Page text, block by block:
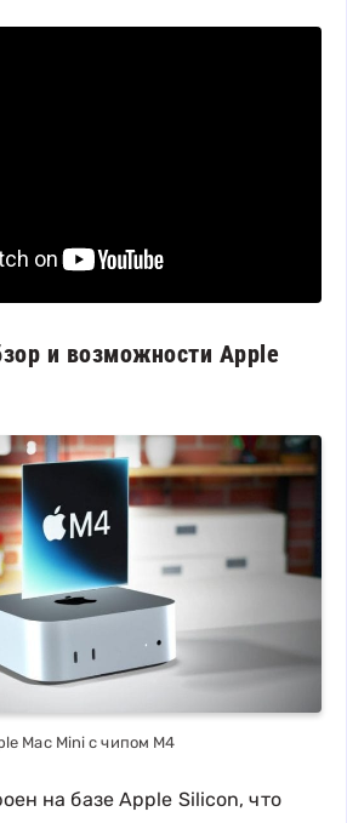
и возможности Apple
Mac Mini с чипом M4
на базе Apple Silicon, что